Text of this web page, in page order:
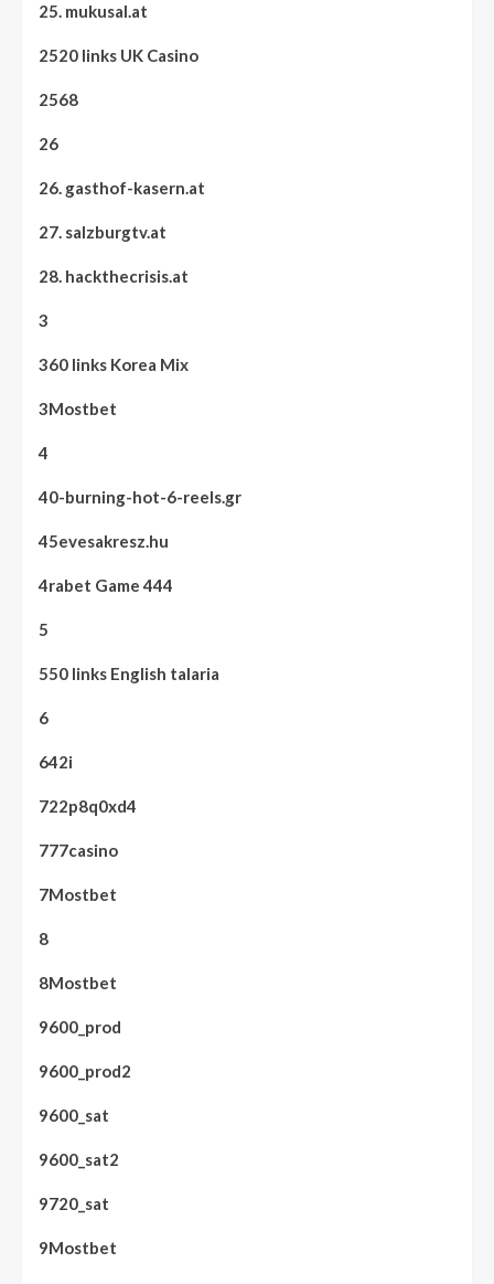
25. mukusal.at
2520 links UK Casino
2568
26
26. gasthof-kasern.at
27. salzburgtv.at
28. hackthecrisis.at
3
360 links Korea Mix
3Mostbet
4
40-burning-hot-6-reels.gr
45evesakresz.hu
4rabet Game 444
5
550 links English talaria
6
642i
722p8q0xd4
777casino
7Mostbet
8
8Mostbet
9600_prod
9600_prod2
9600_sat
9600_sat2
9720_sat
9Mostbet